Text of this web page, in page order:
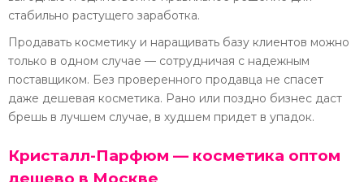
стабильно растущего заработка.
Продавать косметику и наращивать базу клиентов можно
только в одном случае — сотрудничая с надежным
поставщиком. Без проверенного продавца не спасет
даже дешевая косметика. Рано или поздно бизнес даст
брешь в лучшем случае, в худшем придет в упадок.
Кристалл-Парфюм — косметика оптом